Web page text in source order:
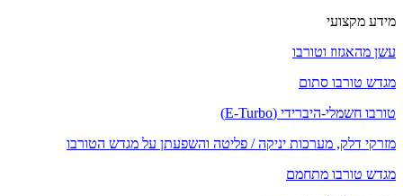
מידע מקצועי
עשן מהאגזוז וטורבו
מגדש טורבו סתום
טורבו חשמלי-היברידי (E-Turbo)
מזרקי דלק, מערכות יניקה / פליטה והשפעתן על מגדש הטורבו
מגדש טורבו מתחמם